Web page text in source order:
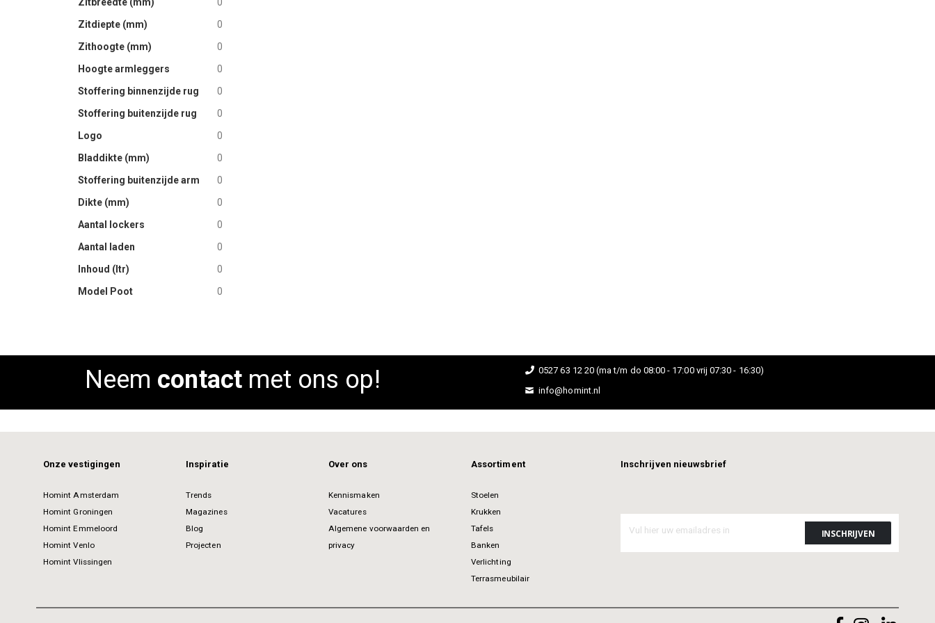
Zitdiepte (mm)
0
Zithoogte (mm)
0
Hoogte armleggers
0
Stoffering binnenzijde rug
0
Stoffering buitenzijde rug
0
Logo
0
Bladdikte (mm)
0
Stoffering buitenzijde arm
0
Dikte (mm)
0
Aantal lockers
0
Aantal laden
0
Inhoud (ltr)
0
Model Poot
0
Neem contactmet ons op!
0527 63 12 20 (ma t/m do 08:00 - 17:00 vrij 07:30 - 16:30)
info@homint.nl
Onze vestigingen
Homint Amsterdam
Homint Groningen
Homint Emmeloord
Homint Venlo
Homint Vlissingen
Inspiratie
Trends
Magazines
Blog
Projecten
Over ons
Kennismaken
Vacatures
Algemene voorwaarden en
privacy
Assortiment
Stoelen
Krukken
Tafels
Banken
Verlichting
Terrasmeubilair
Inschrijven nieuwsbrief